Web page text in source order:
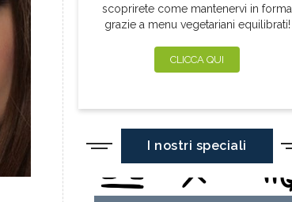
scoprirete come mantenervi in forma
grazie a menu vegetariani equilibrati!
CLICCA QUI
I nostri speciali